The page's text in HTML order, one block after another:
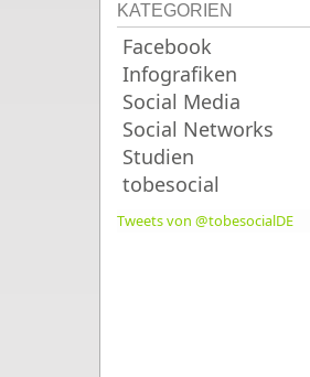
KATEGORIEN
Facebook
Infografiken
Social Media
Social Networks
Studien
tobesocial
Tweets von @tobesocialDE